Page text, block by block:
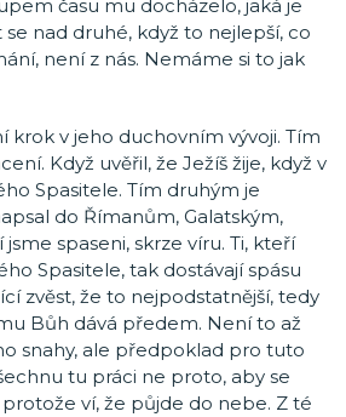
času mu docházelo, jaká je
nad druhé, když to nejlepší, co
není z nás. Nemáme si to jak
krok v jeho duchovním vývoji. Tím
Když uvěřil, že Ježíš žije, když v
Spasitele. Tím druhým je
do Římanům, Galatským,
spaseni, skrze víru. Ti, kteří
Spasitele, tak dostávají spásu
zvěst, že to nejpodstatnější, tedy
Bůh dává předem. Není to až
snahy, ale předpoklad pro tuto
tu práci ne proto, aby se
ví, že půjde do nebe. Z té